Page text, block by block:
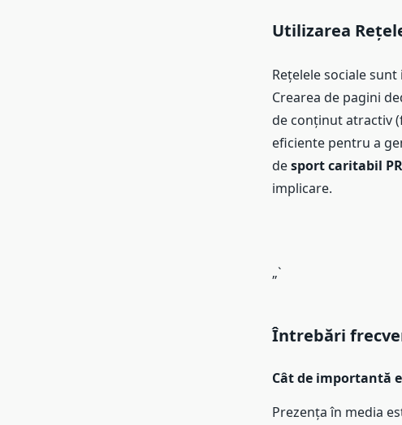
Utilizarea
Rețelele sociale
Crearea de pagini
de conținut atractiv
eficiente pentru a
desport caritabil PR
implicare.
„`
Întrebări
Cât de importantă
Prezența în media